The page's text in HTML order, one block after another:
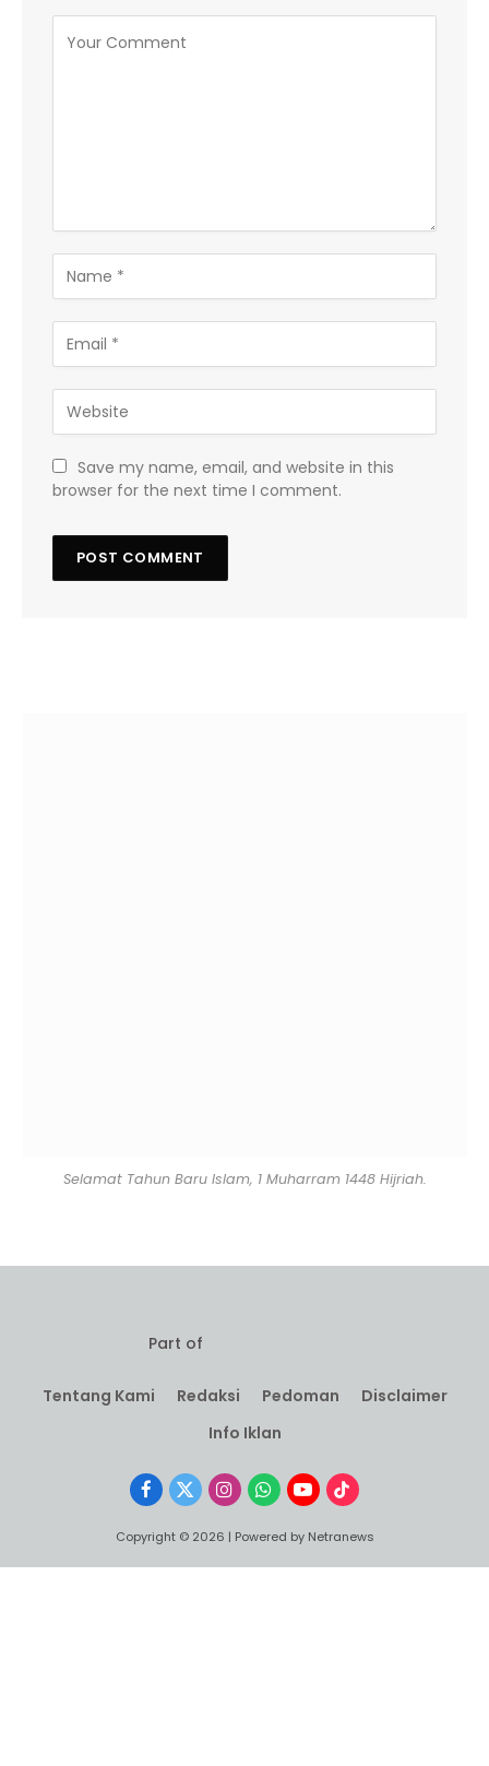
Save my name, email, and website in this
browser for the next time I comment.
Selamat Tahun Baru Islam, 1 Muharram 1448 Hijriah.
Part of
Tentang Kami Redaksi Pedoman
Disclaimer
Info Iklan
Facebook
X
InstagramWhatsApp
YouTubeTikTok
Copyright © 2026 | Powered by Netranews